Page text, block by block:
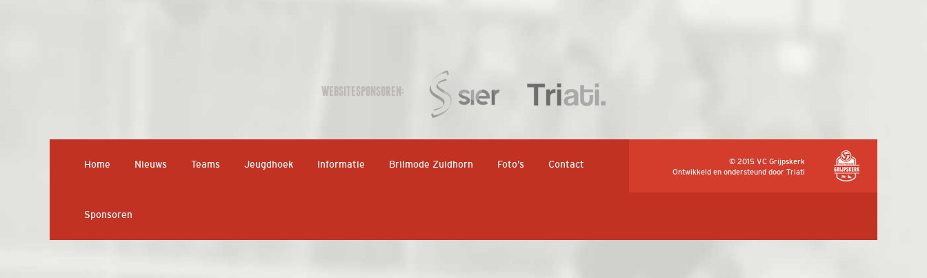
WEBSITESPONSOREN:
Home Nieuws Teams Jeugdhoek Informatie Brilmode Zuidhorn Foto’s Contact
Sponsoren
© 2015 VC Grijpskerk
Ontwikkeld en ondersteund door Triati